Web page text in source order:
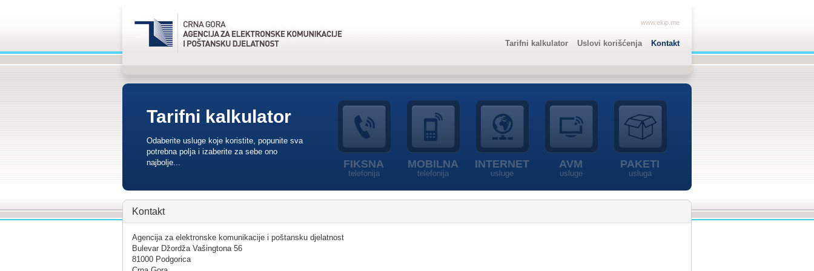
www.ekip.me
Tarifni kalkulator Uslovi korišćenja Kontakt
Tarifni kalkulator
Odaberite usluge koje koristite, popunite sva
potrebna polja i izaberite za sebe ono
najbolje...
FIKSNA
telefonija
MOBILNA
telefonija
INTERNET
usluge
AVM
usluge
PAKETI
usluga
Kontakt
Agencija za elektronske komunikacije i poštansku djelatnost
Bulevar Džordža Vašingtona 56
81000 Podgorica